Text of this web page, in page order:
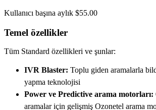
Kullanıcı başına aylık $55.00
Temel özellikler
Tüm Standard özellikleri ve şunlar:
IVR Blaster: Toplu giden aramalarla
yapma teknolojisi
Power ve Predictive arama motorları:
aramalar için gelişmiş Ozonetel arama